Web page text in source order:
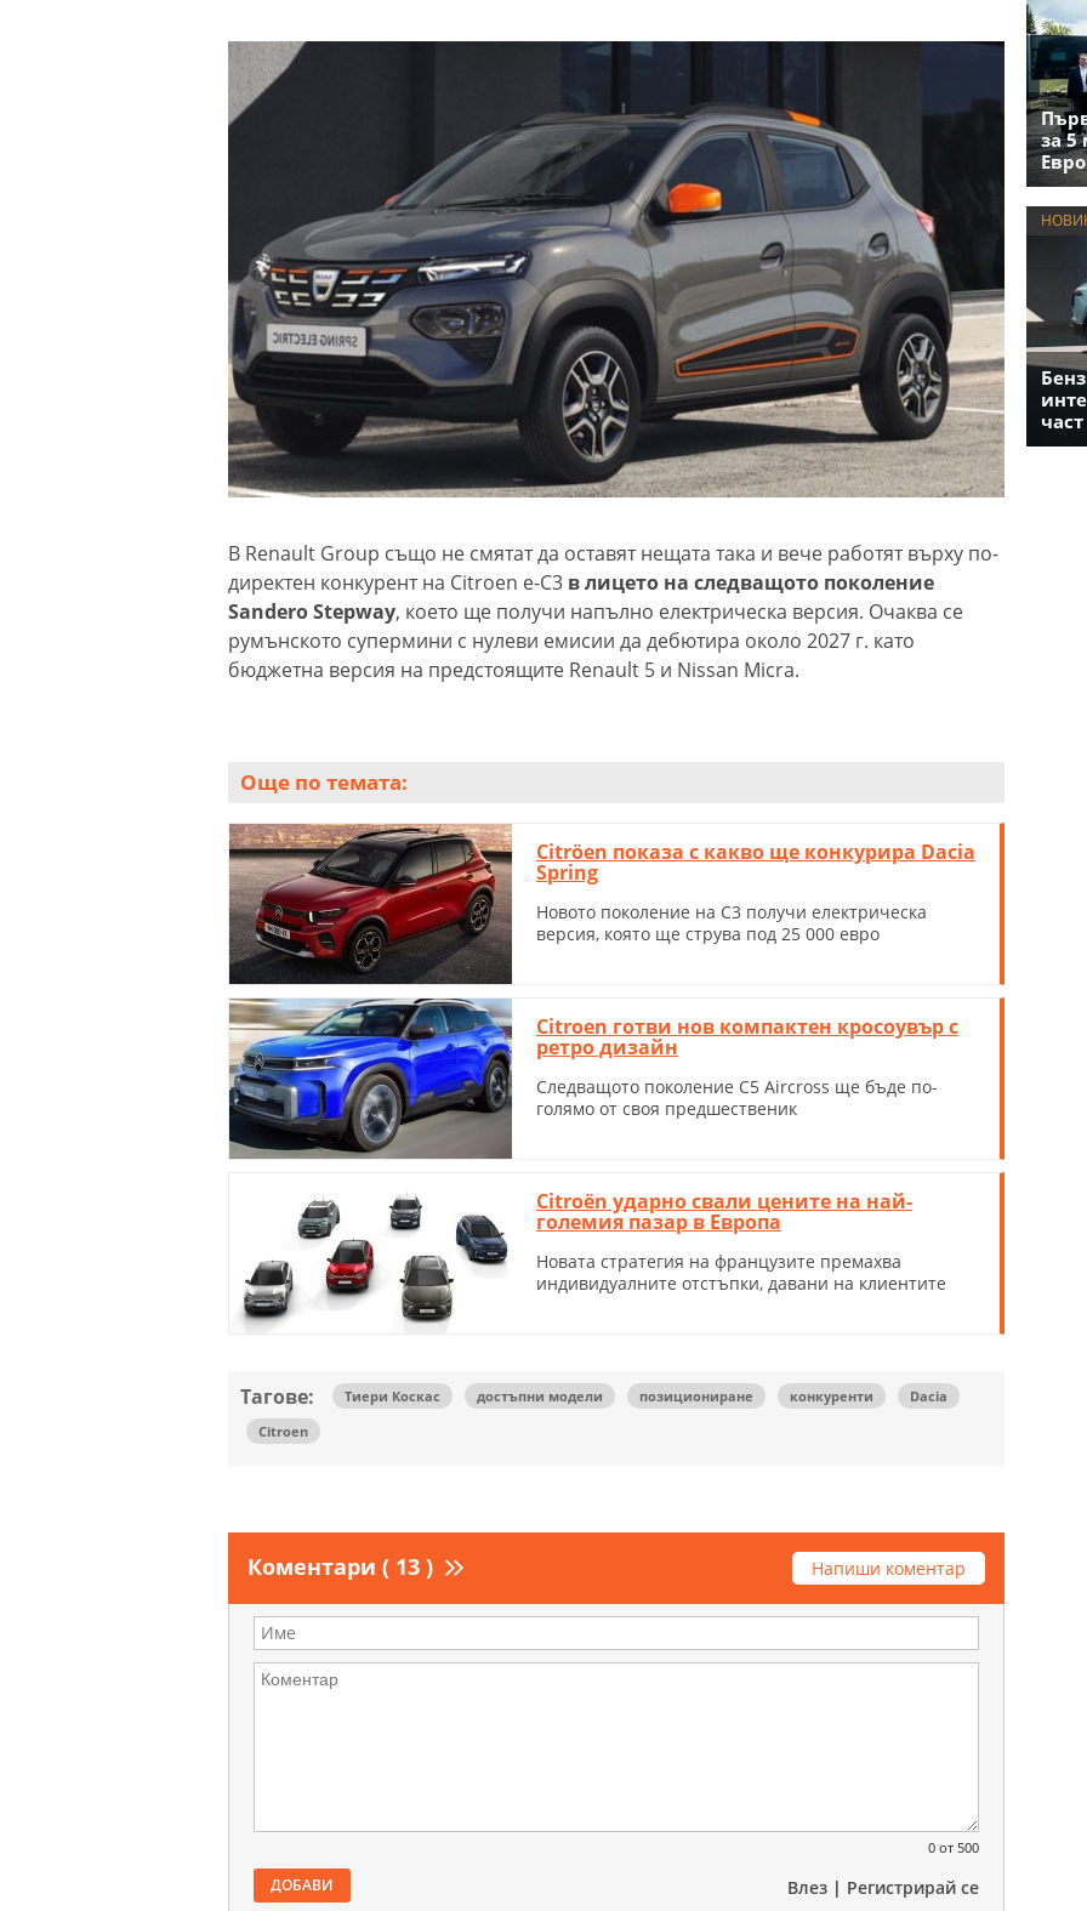
В Renault Group също не смятат да оставят нещата така и вече работят върху по-
директен конкурент на Citroen e-C3 в лицето на следващото поколение
Sandero Stepway, което ще получи напълно електрическа версия. Очаква се
румънското супермини с нулеви емисии да дебютира около 2027 г. като
бюджетна версия на предстоящите Renault 5 и Nissan Micra.
Още по темата:
Citröen показа с какво ще конкурира Dacia
Spring
Новото поколение на C3 получи електрическа
версия, която ще струва под 25 000 евро
Citroen готви нов компактен кросоувър с
ретро дизайн
Следващото поколение C5 Aircross ще бъде по-
голямо от своя предшественик
Citroën ударно свали цените на най-
големия пазар в Европа
Новата стратегия на французите премахва
индивидуалните отстъпки, давани на клиентите
Тагове: Тиери Коскас достъпни модели позициониране конкуренти
Dacia
Citroen
Коментари ( 13 ) Напиши коментар
0 от 500
ДОБАВИ Влез | Регистрирай се
за 5
част